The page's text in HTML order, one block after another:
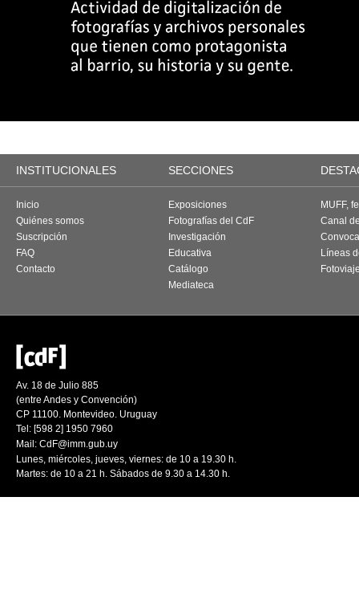
INSTITUCIONALES SECCIONES
Inicio
Quiénes somos
Suscripción
FAQ
Contacto
Exposiciones
Fotografías del CdF
Investigación
Educativa
Catálogo
Mediateca
MUFF,
Canal
Líneas
Av. 18 de Julio 885
(entre Andes y Convención)
CP 11100. Montevideo. Uruguay
Tel: [598 2] 1950 7960
Mail: CdF@imm.gub.uy
Lunes, miércoles, jueves, viernes: de 10 a 19.30 h.
Martes: de 10 a 21 h. Sábados de 9.30 a 14.30 h.